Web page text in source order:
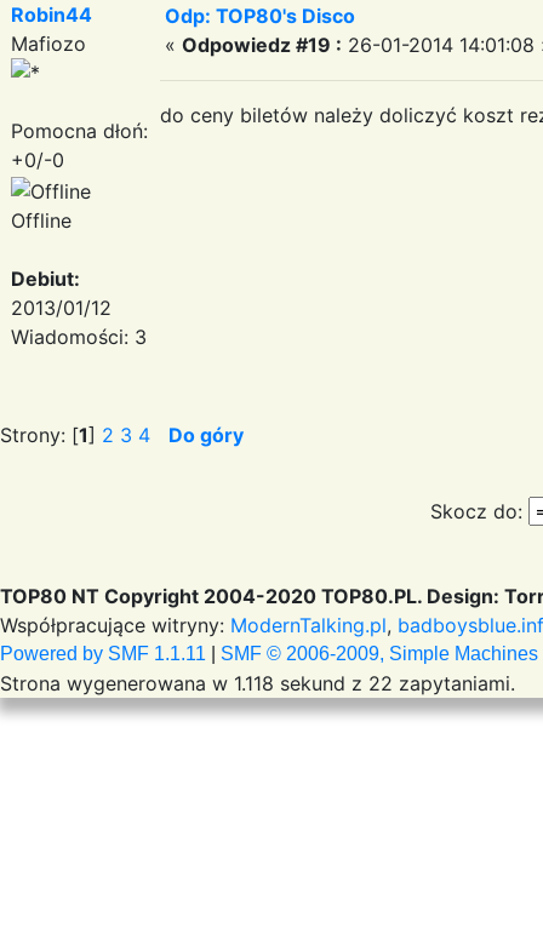
Robin44
Mafiozo
Pomocna dłoń:
+0/-0
Offline
Debiut:
2013/01/12
Wiadomości: 3
Odp: TOP80's Disco
« Odpowiedz #19 : 26-01-2014 14:01:08
do ceny biletów należy doliczyć koszt
Strony: [1] 2 3 4 Do góry
Skocz do:
TOP80 NT Copyright 2004-2020 TOP80.PL. Design:
Współpracujące witryny: ModernTalking.pl,
Powered by SMF 1.1.11 SMF © 2006-2009, Simple Machines
Strona wygenerowana w 1.118 sekund z 22 zapytaniami.